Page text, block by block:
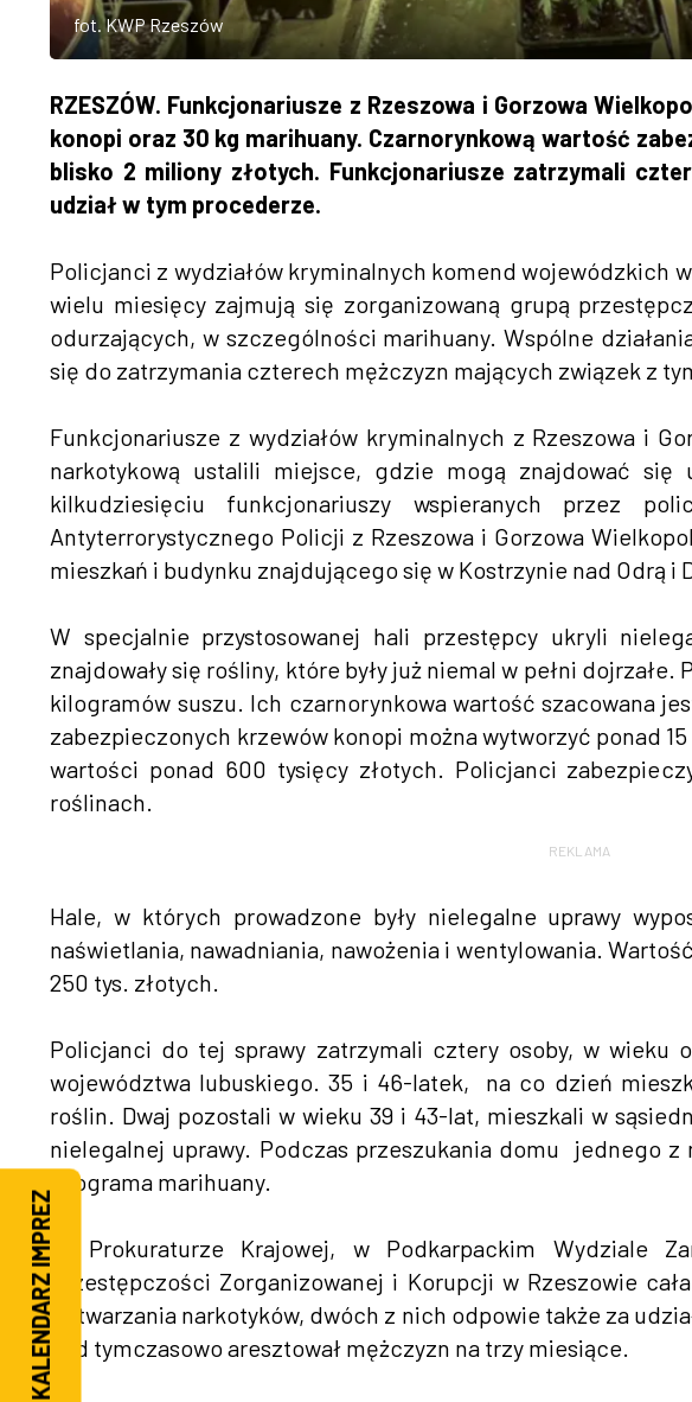
fot. KWP Rzeszów
RZESZÓW. Funkcjonariusze z Rzeszowa i Gorzowa
konopi oraz 30 kg marihuany. Czarnorynkową wartość
blisko 2 miliony złotych. Funkcjonariusze zatrzymali
udział w tym procederze.
Policjanci z wydziałów kryminalnych komend wojewódzkich
wielu miesięcy zajmują się zorganizowaną grupą
odurzających, w szczególności marihuany. Wspólne
się do zatrzymania czterech mężczyzn mających związek z
Funkcjonariusze z wydziałów kryminalnych z Rzeszowa i
narkotykową ustalili miejsce, gdzie mogą znajdować się
kilkudziesięciu funkcjonariuszy wspieranych przez
Antyterrorystycznego Policji z Rzeszowa i Gorzowa
mieszkań i budynku znajdującego się w Kostrzynie nad Odrą
W specjalnie przystosowanej hali przestępcy ukryli
znajdowały się rośliny, które były już niemal w pełni
kilogramów suszu. Ich czarnorynkowa wartość szacowana
zabezpieczonych krzewów konopi można wytworzyć ponad
wartości ponad 600 tysięcy złotych. Policjanci
roślinach.
REKLAMA
Hale, w których prowadzone były nielegalne uprawy
naświetlania, nawadniania, nawożenia i wentylowania.
250 tys. złotych.
Policjanci do tej sprawy zatrzymali cztery osoby, w wieku
województwa lubuskiego. 35 i 46-latek, na co dzień
roślin. Dwaj pozostali w wieku 39 i 43-lat, mieszkali w
nielegalnej uprawy. Podczas przeszukania domu jednego
kilograma marihuany.
W Prokuraturze Krajowej, w Podkarpackim Wydziale
Przestępczości Zorganizowanej i Korupcji w Rzeszowie
wytwarzania narkotyków, dwóch z nich odpowie także za
Sąd tymczasowo aresztował mężczyzn na trzy miesiące.
KALENDARZ IMPREZ